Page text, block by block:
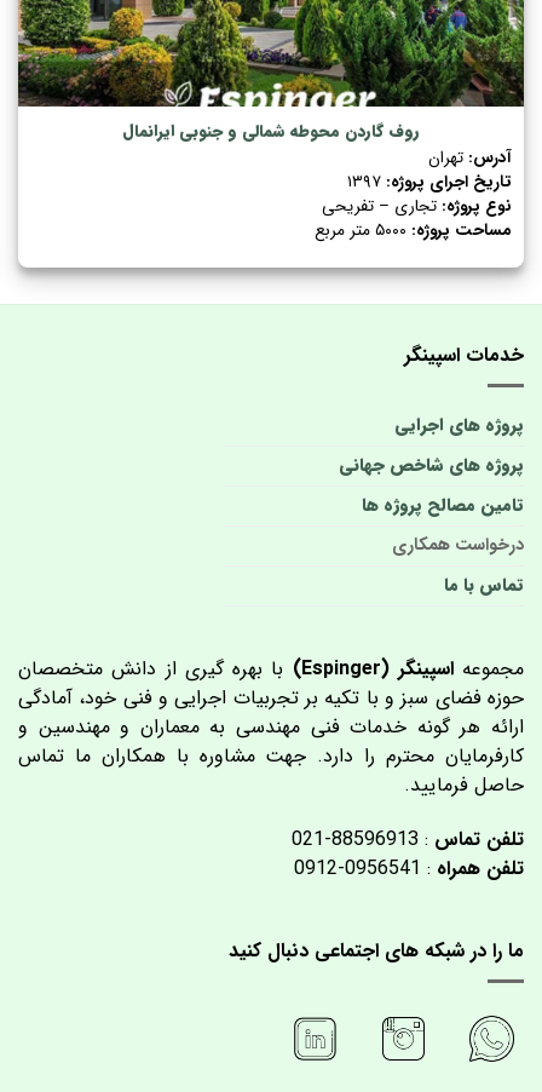
روف گاردن محوطه شمالی و جنوبی ایرانمال
آدرس: تهران
تاریخ اجرای پروژه:
نوع پروژه: تجاری – تفریحی
مساحت پروژه:
خدمات اسپینگر
پروژه های اجرایی
پروژه های شاخص جهانی
تامین مصالح پروژه ها
درخواست همکاری
تماس با ما
مجموعهاسپینگر (Espinger)
با بهره گیری از دانش متخصصان
حوزه فضای سبز و با تکیه بر تجربیات اجرایی و فنی خود، آمادگی
ارائه هر گونه خدمات فنی مهندسی به معماران و مهندسین و
کارفرمایان محترم را دارد. جهت مشاوره با همکاران ما تماس
حاصل فرمایید.
تلفن تماس : 88596913-021
تلفن همراه : 0956541-0912
ما را در شبکه های اجتماعی دنبال کنید